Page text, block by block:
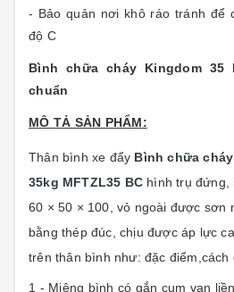
- Bảo quản nơi khô ráo tránh để
độ C
Bình chữa cháy Kingdom 35
chuẩn
MÔ TẢ SẢN PHẨM:
Thân bình xe đẩy Bình chữa
35kg MFTZL35 BC hình trụ đứng,
60 × 50 × 100, vỏ ngoài được sơn
bằng thép đúc, chịu được áp lực
trên thân bình như: đặc điểm,cách
1 - Miệng bình có gắn cụm van